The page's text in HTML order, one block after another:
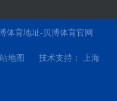
体育地址-贝博体育官网
地图 技术支持：
上海